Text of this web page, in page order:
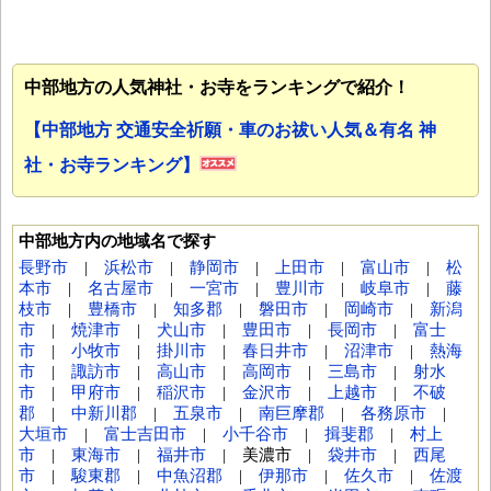
中部地方の人気神社・お寺をランキングで紹介！
【中部地方 交通安全祈願・車のお祓い人気＆有名 神
社・お寺ランキング】
中部地方内の地域名で探す
長野市 | 浜松市 | 静岡市 | 上田市 | 富山市 | 松
本市 | 名古屋市 | 一宮市 | 豊川市 | 岐阜市 | 藤
枝市 | 豊橋市 | 知多郡 | 磐田市 | 岡崎市 | 新潟
市 | 焼津市 | 犬山市 | 豊田市 | 長岡市 | 富士
市 | 小牧市 | 掛川市 | 春日井市 | 沼津市 | 熱海
市 | 諏訪市 | 高山市 | 高岡市 | 三島市 | 射水
市 | 甲府市 | 稲沢市 | 金沢市 | 上越市 | 不破
郡 | 中新川郡 | 五泉市 | 南巨摩郡 | 各務原市 |
大垣市 | 富士吉田市 | 小千谷市 | 揖斐郡 | 村上
市 | 東海市 | 福井市 | 美濃市 | 袋井市 | 西尾
市 | 駿東郡 | 中魚沼郡 | 伊那市 | 佐久市 | 佐渡